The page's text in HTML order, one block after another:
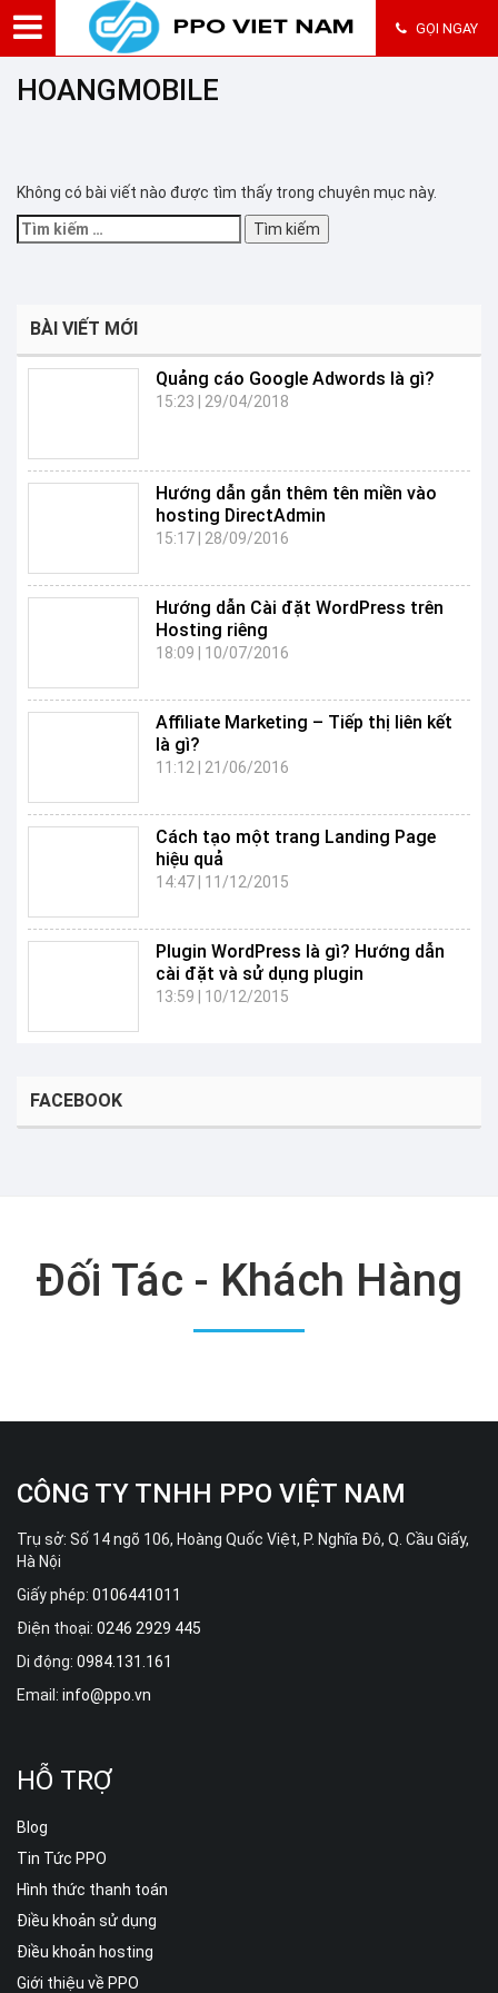
GỌI NGAY
HOANGMOBILE
Không có bài viết nào được tìm thấy trong chuyên mục này.
Tìm
kiếm
BÀI VIẾT MỚI
Quảng cáo Google Adwords là gì?
15:23 29/04/2018
Hướng dẫn gắn thêm tên miền vào
hosting DirectAdmin
15:17| 28/09/2016
Hướng dẫn Cài đặt WordPress trên
Hosting riêng
18:09 10/07/2016
Affiliate Marketing – Tiếp thị liên kết
là gì?
11:12 21/06/2016
Cách tạo một trang Landing Page
hiệu quả
14:47| 11/12/2015
Plugin WordPress là gì? Hướng dẫn
cài đặt và sử dụng plugin
13:59 10/12/2015
FACEBOOK
Đối Tác - Khách Hàng
CÔNG TY TNHH PPO VIỆT NAM
Trụ sở: Số 14 ngõ 106, Hoàng Quốc Việt, P. Nghĩa Đô, Q. Cầu Giấy,
Hà Nội
Giấy phép: 0106441011
Điện thoại: 0246 2929 445
Di động: 0984.131.161
Email: info@ppo.vn
HỖ TRỢ
Blog
Tin Tức PPO
Hình thức thanh toán
Điều khoản sử dụng
Điều khoản hosting
Giới thiệu về PPO